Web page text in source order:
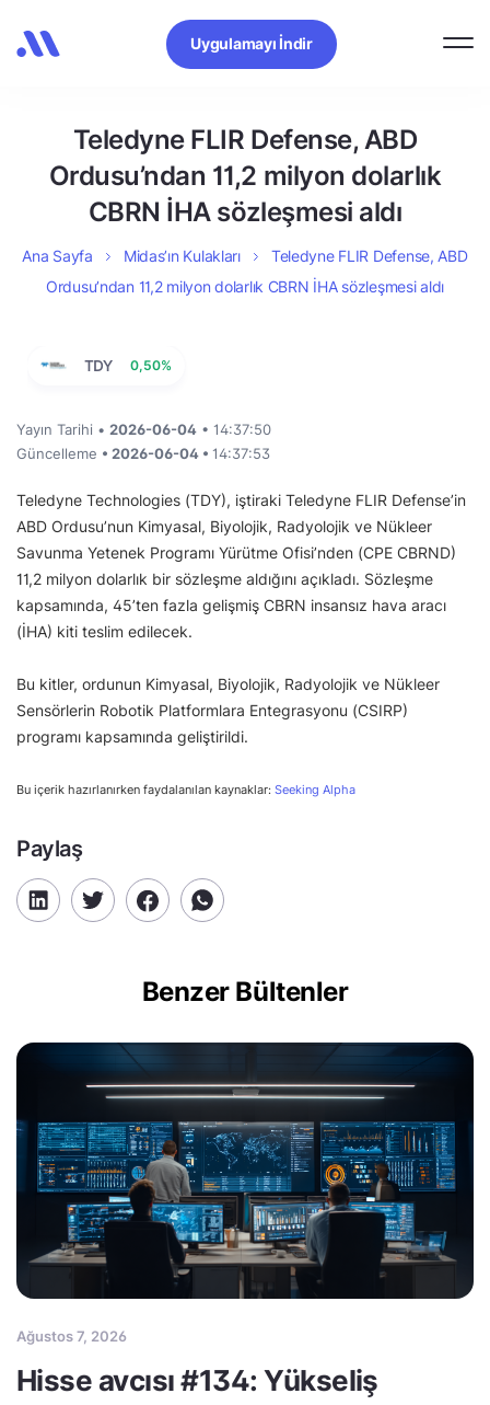
Uygulamayı İndir
Teledyne FLIR Defense, ABD
Ordusu’ndan 11,2 milyon dolarlık
CBRN İHA sözleşmesi aldı
Ana Sayfa Midas’ın Kulakları
Teledyne FLIR Defense, ABD
Ordusu’ndan 11,2 milyon dolarlık CBRN İHA sözleşmesi aldı
TDY 0,50%
Yayın Tarihi • 2026-06-04 • 14:37:50
Güncelleme • 2026-06-04 • 14:37:53
Teledyne Technologies (TDY), iştiraki Teledyne FLIR Defense’in
ABD Ordusu’nun Kimyasal, Biyolojik, Radyolojik ve Nükleer
Savunma Yetenek Programı Yürütme Ofisi’nden (CPE CBRND)
11,2 milyon dolarlık bir sözleşme aldığını açıkladı. Sözleşme
kapsamında, 45’ten fazla gelişmiş CBRN insansız hava aracı
(İHA) kiti teslim edilecek.
Bu kitler, ordunun Kimyasal, Biyolojik, Radyolojik ve Nükleer
Sensörlerin Robotik Platformlara Entegrasyonu (CSIRP)
programı kapsamında geliştirildi.
Bu içerik hazırlanırken faydalanılan kaynaklar: Seeking Alpha
Paylaş
Benzer Bültenler
Ağustos 7, 2026
Hisse avcısı #134: Yükseliş